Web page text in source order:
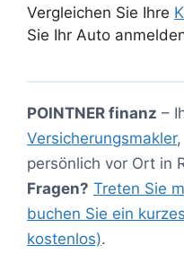
Vergleichen Sie Ihre
Sie Ihr Auto
POINTNER finanz –
Versicherungsmakler
persönlich vor Ort in
Fragen? Treten Sie
buchen Sie ein
kostenlos).